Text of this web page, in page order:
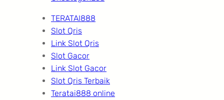
TERATAI888
Slot Qris
Link Slot Qris
Slot Gacor
Link Slot Gacor
Slot Qris Terbaik
Teratai888 online